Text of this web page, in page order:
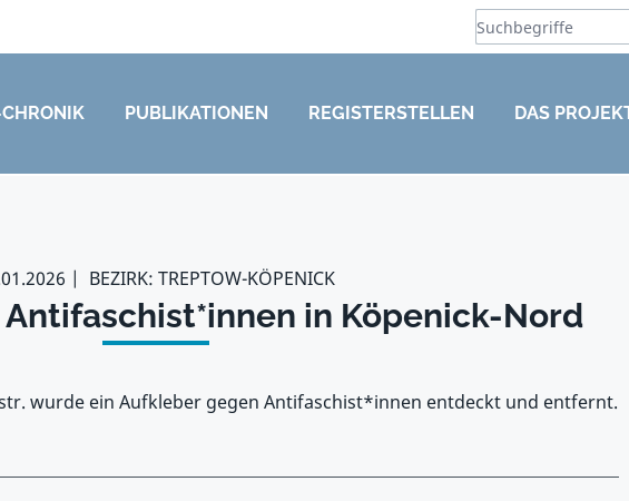
PUBLIKATIONEN REGISTERSTELLEN DAS
BEZIRK: TREPTOW-KÖPENICK
in Köpenick-Nord
wurde ein Aufkleber gegen Antifaschist*innen entdeckt und entfernt.